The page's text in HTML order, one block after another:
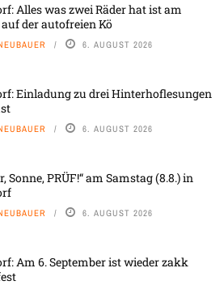
Alles was zwei Räder hat ist am
der autofreien Kö
6. AUGUST 2026
Einladung zu drei Hinterhoflesungen
6. AUGUST 2026
Sonne, PRÜF!“ am Samstag (8.8.) in
6. AUGUST 2026
Am 6. September ist wieder zakk